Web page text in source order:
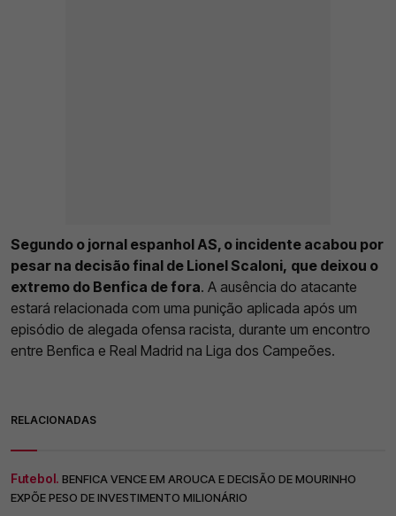
Segundo o jornal espanhol AS, o incidente acabou por
pesar na decisão final de Lionel Scaloni, que deixou o
extremo do Benfica de fora. A ausência do atacante
estará relacionada com uma punição aplicada após um
episódio de alegada ofensa racista, durante um encontro
entre Benfica e Real Madrid na Liga dos Campeões.
RELACIONADAS
Futebol. BENFICA VENCE EM AROUCA E DECISÃO DE MOURINHO
EXPÕE PESO DE INVESTIMENTO MILIONÁRIO